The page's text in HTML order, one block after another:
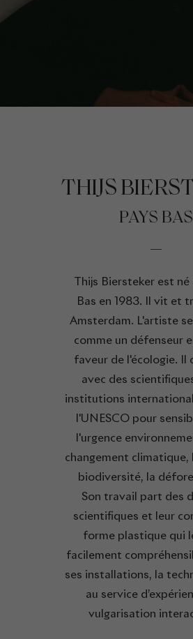
THIJS
PAYS BAS
Thijs Biersteker est né
Bas en 1983. Il vit et
Amsterdam. L'artiste
comme un défenseur
faveur de l'écologie. Il
avec des
institutions
l'UNESCO pour
l'urgence
changement climatique,
biodiversité, la
Son travail part des
scientifiques et leur
forme plastique qui
facilement
ses installations, la
au service
vulgarisation